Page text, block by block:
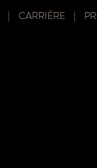
| CARRIÈRE |